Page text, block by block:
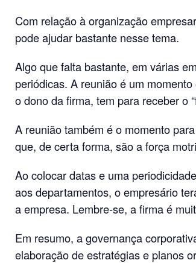
Com relação à organização
pode ajudar bastante nesse tema.
Algo que falta bastante, em várias
periódicas. A reunião é um
o dono da firma, tem para receber o
A reunião também é o momento
que, de certa forma, são a força
Ao colocar datas e uma
aos departamentos, o empresário
a empresa. Lembre-se, a firma é
Em resumo, a governança
elaboração de estratégias e planos